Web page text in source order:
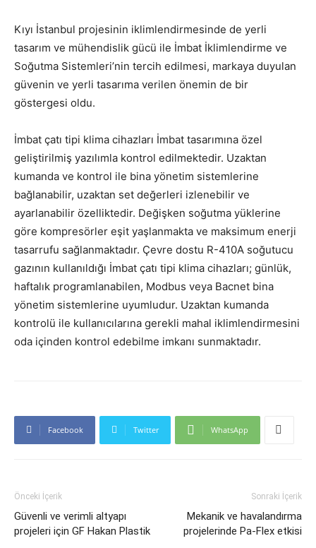
Kıyı İstanbul projesinin iklimlendirmesinde de yerli
tasarım ve mühendislik gücü ile İmbat İklimlendirme ve
Soğutma Sistemleri’nin tercih edilmesi, markaya duyulan
güvenin ve yerli tasarıma verilen önemin de bir
göstergesi oldu.
İmbat çatı tipi klima cihazları İmbat tasarımına özel
geliştirilmiş yazılımla kontrol edilmektedir. Uzaktan
kumanda ve kontrol ile bina yönetim sistemlerine
bağlanabilir, uzaktan set değerleri izlenebilir ve
ayarlanabilir özelliktedir. Değişken soğutma yüklerine
göre kompresörler eşit yaşlanmakta ve maksimum enerji
tasarrufu sağlanmaktadır. Çevre dostu R-410A soğutucu
gazının kullanıldığı İmbat çatı tipi klima cihazları; günlük,
haftalık programlanabilen, Modbus veya Bacnet bina
yönetim sistemlerine uyumludur. Uzaktan kumanda
kontrolü ile kullanıcılarına gerekli mahal iklimlendirmesini
oda içinden kontrol edebilme imkanı sunmaktadır.
Facebook Twitter WhatsApp
Önceki İçerik
Güvenli ve verimli altyapı
projeleri için GF Hakan Plastik
Sonraki İçerik
Mekanik ve havalandırma
projelerinde Pa-Flex etkisi